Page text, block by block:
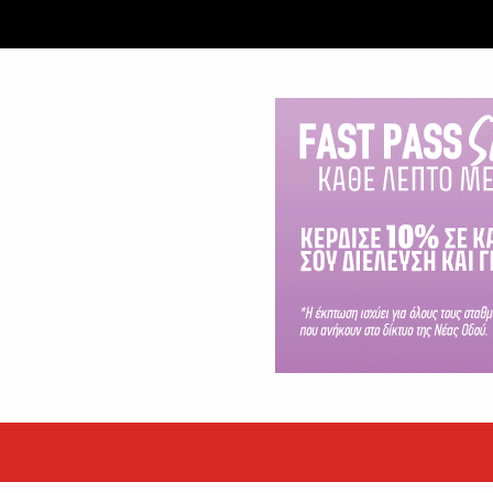
η Βίκυ Σωκρ. Γερασίμου